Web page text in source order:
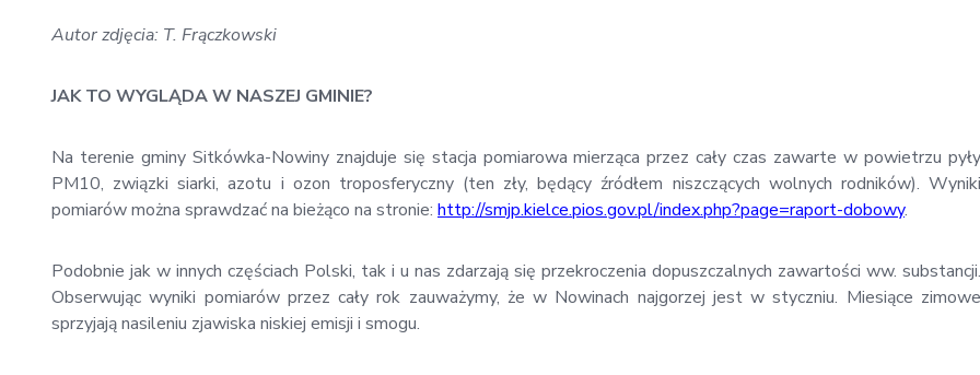
Autor zdjęcia: T. Frączkowski
JAK TO WYGLĄDA W NASZEJ GMINIE?
Na terenie gminy Sitkówka-Nowiny znajduje się stacja pomiarowa mierząca przez cały czas zawarte w powietrzu pyły
PM10, związki siarki, azotu i ozon troposferyczny (ten zły, będący źródłem niszczących wolnych rodników). Wyniki
pomiarów można sprawdzać na bieżąco na stronie: http://smjp.kielce.pios.gov.pl/index.php?page=raport-dobowy.
Podobnie jak w innych częściach Polski, tak i u nas zdarzają się przekroczenia dopuszczalnych zawartości ww. substancji.
Obserwując wyniki pomiarów przez cały rok zauważymy, że w Nowinach najgorzej jest w styczniu. Miesiące zimowe
sprzyjają nasileniu zjawiska niskiej emisji i smogu.